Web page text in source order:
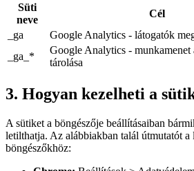
Süti
neve
Cél
_ga
Google Analytics - látogatók
_ga_*
Google Analytics - munkamenet
tárolása
3. Hogyan kezelheti a
A sütiket a böngészője beállításaiban
letilthatja. Az alábbiakban talál útmutatót a
böngészőkhöz: